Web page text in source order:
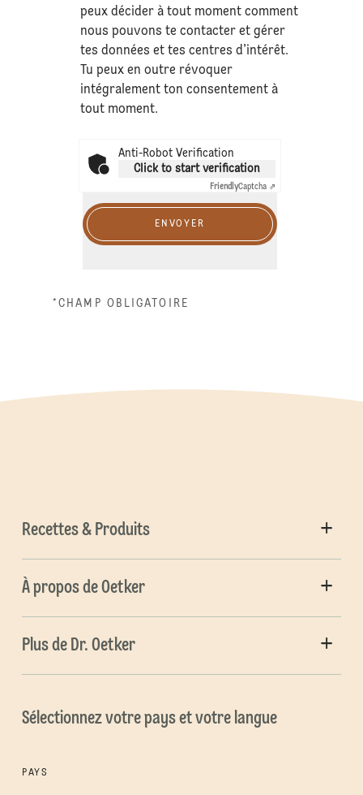
peux décider à tout moment comment
nous pouvons te contacter et gérer
tes données et tes centres d’intérêt.
Tu peux en outre révoquer
intégralement ton consentement à
tout moment.
Anti-Robot Verification
Click to start verification
FriendlyCaptcha ⇗
ENVOYER
*CHAMP OBLIGATOIRE
Recettes & Produits
À propos de Oetker
Plus de Dr. Oetker
Sélectionnez votre pays et votre langue
PAYS